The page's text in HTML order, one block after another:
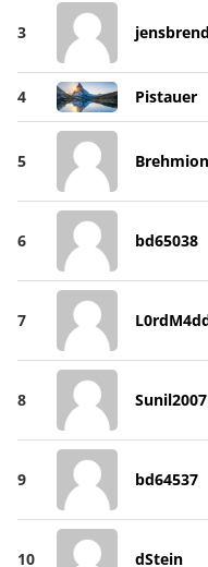
3
4 Pistauer
5 Brehmion
6 bd65038
7
8 Sunil2007
9 bd64537
10 dStein